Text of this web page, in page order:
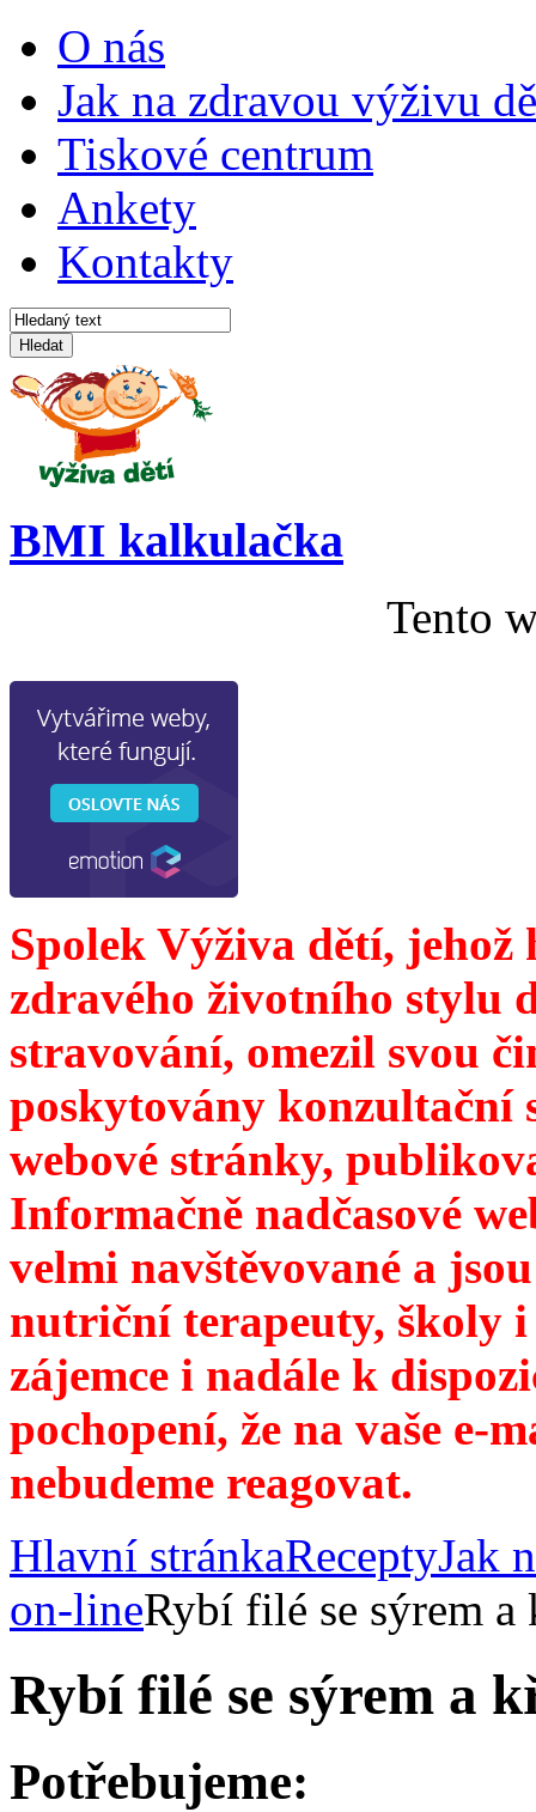
O nás
Jak na zdravou výživu
Tiskové centrum
Ankety
Kontakty
Hledat
BMI kalkulačka
Tento
Spolek Výživa dětí,
zdravého životního stylu
stravování, omezil svou
poskytovány konzultační
webové stránky,
Informačně nadčasové
velmi navštěvované a
nutriční terapeuty, školy
zájemce i nadále k
pochopení, že na vaše e-
nebudeme reagovat.
Hlavní stránkaReceptyJak
on-lineRybí filé se sýrem a
Rybí filé se sýrem a
Potřebujeme: